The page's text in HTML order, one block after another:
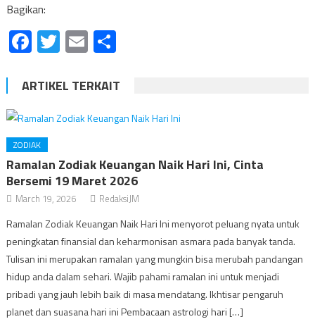
Bagikan:
Facebook
Twitter
EmailShare
ARTIKEL TERKAIT
ZODIAK
Ramalan Zodiak Keuangan Naik Hari Ini, Cinta
Bersemi 19 Maret 2026
March 19, 2026 RedaksiJM
Ramalan Zodiak Keuangan Naik Hari Ini menyorot peluang nyata untuk
peningkatan finansial dan keharmonisan asmara pada banyak tanda.
Tulisan ini merupakan ramalan yang mungkin bisa merubah pandangan
hidup anda dalam sehari. Wajib pahami ramalan ini untuk menjadi
pribadi yang jauh lebih baik di masa mendatang. Ikhtisar pengaruh
planet dan suasana hari ini Pembacaan astrologi hari […]